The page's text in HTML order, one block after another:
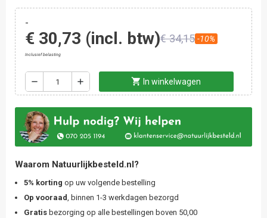
-
€ 30,73 (incl. btw)€ 34,15 -10%
Inclusief belasting
remove add shopping_cart In winkelwagen
Waarom Natuurlijkbesteld.nl?
5% korting op uw volgende bestelling
Op vooraad, binnen 1-3 werkdagen bezorgd
Gratis bezorging op alle bestellingen boven 50,00